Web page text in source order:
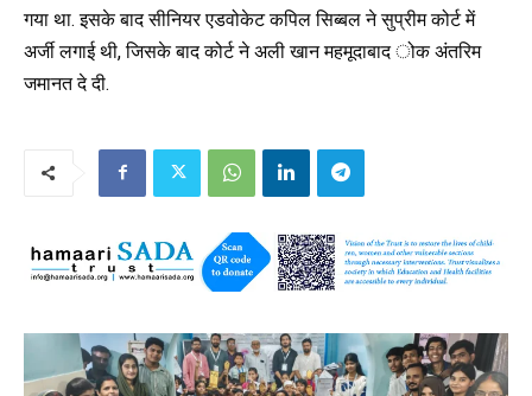
गया था. इसके बाद सीनियर एडवोकेट कपिल सिब्बल ने सुप्रीम कोर्ट में
अर्जी लगाई थी, जिसके बाद कोर्ट ने अली खान महमूदाबाद ोक अंतरिम
जमानत दे दी.